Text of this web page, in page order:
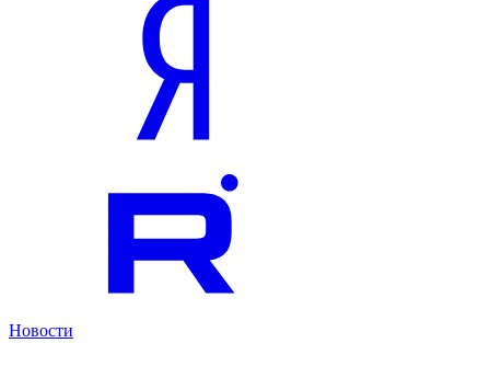
Новости